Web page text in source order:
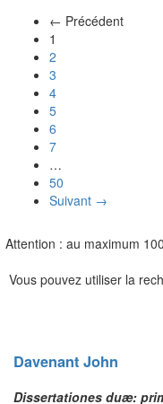
← Précédent
1
2
3
4
5
6
7
…
50
Suivant →
Attention : au maximum
Vous pouvez utiliser la
Davenant John
Dissertationes duæ: